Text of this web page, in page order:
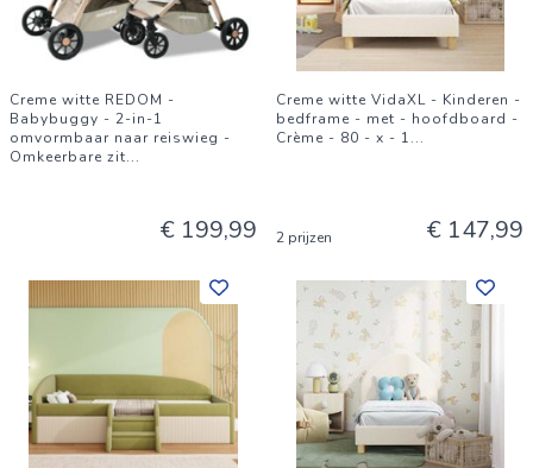
Creme witte REDOM -
Babybuggy - 2-in-1
omvormbaar naar reiswieg -
Omkeerbare zit...
€ 199,99
Creme witte VidaXL - Kinderen -
bedframe - met - hoofdboard -
Crème - 80 - x - 1...
2 prijzen € 147,99